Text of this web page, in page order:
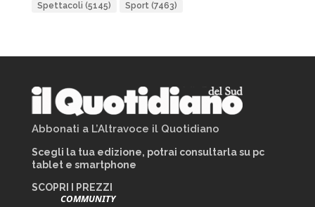
Spettacoli (5145) Sport(7463)
Abbonati a L’Altravoce il Quotidiano
Scegli la tua edizione, potrai consultarla su pc
tablet e smartphone
SCOPRI I PREZZI
COMMUNITY